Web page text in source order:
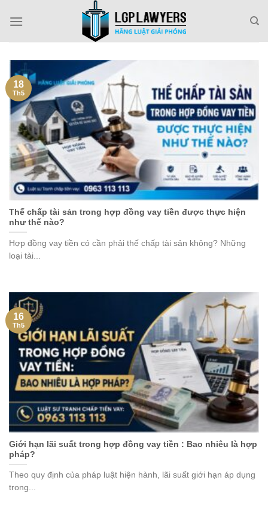
Thế chấp tài sản trong hợp đồng vay tiền được thực hiện
như thế nào?
Hợp đồng vay tiền có cần phải thế chấp tài sản không? Những
loại tài...
18
Th5
Giới hạn lãi suất trong hợp đồng vay tiền : Bao nhiêu là hợp
pháp?
Theo quy định của pháp luật hiện hành, lãi suất giới hạn áp dụng
trong...
16
Th5